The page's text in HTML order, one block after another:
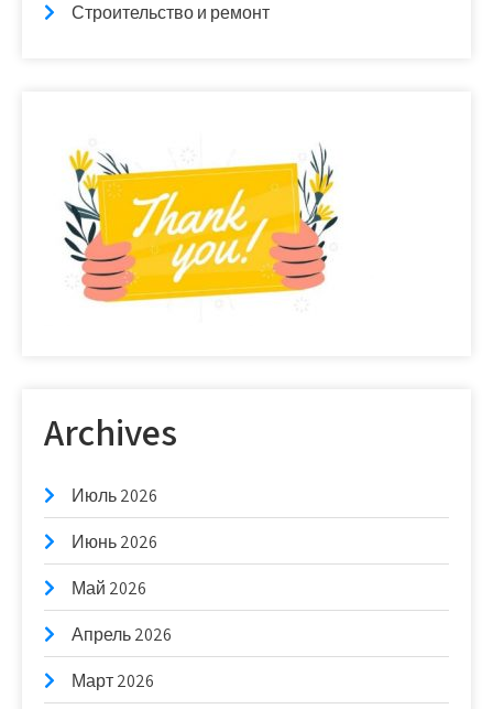
Строительство и ремонт
Archives
Июль 2026
Июнь 2026
Май 2026
Апрель 2026
Март 2026